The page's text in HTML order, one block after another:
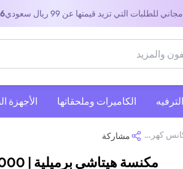
للطلبات التي تزيد قيمتها عن 99 ريال سعودي
‫الكاميرات وملحقاتها‬ الأجهزة
كهربائية / مكنسة هيتاشي برميلية | 2000 واط | سعة 18 لتر | رمادي بلاتيني | CV-945FPG
مشاركة